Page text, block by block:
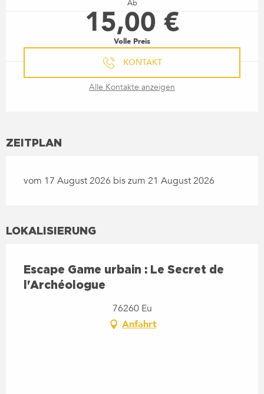
Ab
15,00 €
Volle Preis
KONTAKT
Alle Kontakte anzeigen
ZEITPLAN
vom 17 August 2026 bis zum 21 August 2026
LOKALISIERUNG
Escape Game urbain : Le Secret de
l'Archéologue
76260 Eu
Anfahrt